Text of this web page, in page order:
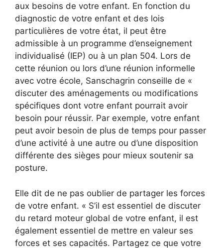
aux besoins de votre enfant. En fonction du
diagnostic de votre enfant et des lois
particulières de votre état, il peut être
admissible à un programme d’enseignement
individualisé (IEP) ou à un plan 504. Lors de
cette réunion ou lors d’une réunion informelle
avec votre école, Sanschagrin conseille de «
discuter des aménagements ou modifications
spécifiques dont votre enfant pourrait avoir
besoin pour réussir. Par exemple, votre enfant
peut avoir besoin de plus de temps pour passer
d’une activité à une autre ou d’une disposition
différente des sièges pour mieux soutenir sa
posture.
Elle dit de ne pas oublier de partager les forces
de votre enfant. « S’il est essentiel de discuter
du retard moteur global de votre enfant, il est
également essentiel de mettre en valeur ses
forces et ses capacités. Partagez ce que votre